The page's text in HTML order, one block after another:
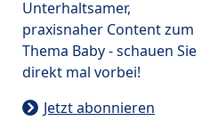
Unterhaltsamer,
praxisnaher Content zum
Thema Baby - schauen Sie
direkt mal vorbei!
Jetzt abonnieren